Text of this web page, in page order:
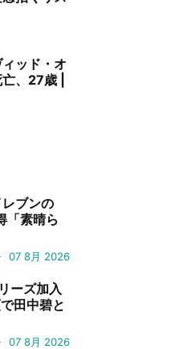
ッド・オ
、27歳 |
ブンの
「素晴ら
07 8月 2026
ーズ加入
田中碧と
07 8月 2026